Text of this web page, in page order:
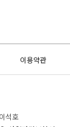
이용약관
석호